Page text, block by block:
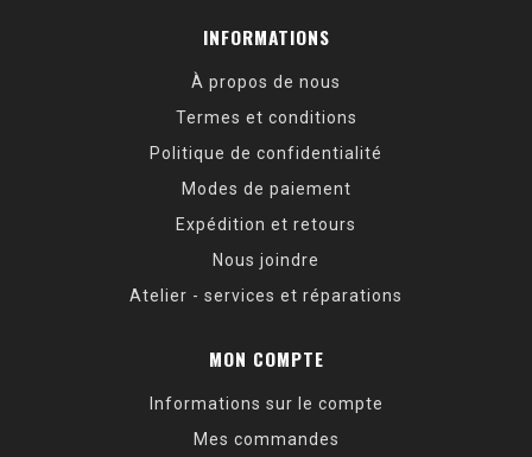
INFORMATIONS
À propos de nous
Termes et conditions
Politique de confidentialité
Modes de paiement
Expédition et retours
Nous joindre
Atelier - services et réparations
MON COMPTE
Informations sur le compte
Mes commandes